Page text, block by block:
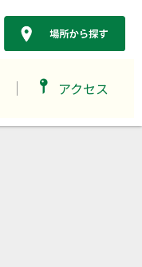
アクセス